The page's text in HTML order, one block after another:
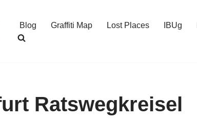
Blog Graffiti Map Lost Places IBUg
Ratswegkreisel